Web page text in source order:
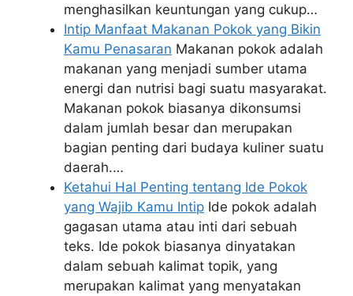
menghasilkan keuntungan yang cukup…
Intip Manfaat Makanan Pokok yang Bikin
Kamu Penasaran Makanan pokok adalah
makanan yang menjadi sumber utama
energi dan nutrisi bagi suatu masyarakat.
Makanan pokok biasanya dikonsumsi
dalam jumlah besar dan merupakan
bagian penting dari budaya kuliner suatu
daerah.…
Ketahui Hal Penting tentang Ide Pokok
yang Wajib Kamu Intip Ide pokok adalah
gagasan utama atau inti dari sebuah
teks. Ide pokok biasanya dinyatakan
dalam sebuah kalimat topik, yang
merupakan kalimat yang menyatakan